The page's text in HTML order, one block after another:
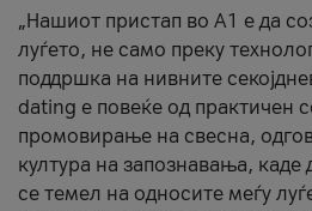
„Нашиот пристап во А1 е да
луѓето, не само преку
поддршка на нивните
dating е повеќе од практичен
промовирање на свесна,
култура на запознавања, каде
се темел на односите меѓу